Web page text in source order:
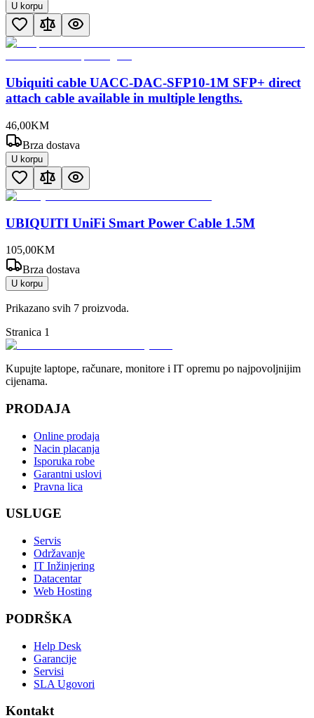
U korpu
Ubiquiti cable UACC-DAC-SFP10-1M SFP+ direct
attach cable available in multiple lengths.
46,00KM
Brza dostava
U korpu
UBIQUITI UniFi Smart Power Cable 1.5M
105,00KM
Brza dostava
U korpu
Prikazano svih 7 proizvoda.
Stranica 1
Kupujte laptope, računare, monitore i IT opremu po najpovoljnijim
cijenama.
PRODAJA
Online prodaja
Nacin placanja
Isporuka robe
Garantni uslovi
Pravna lica
USLUGE
Servis
Održavanje
IT Inžinjering
Datacentar
Web Hosting
PODRŠKA
Help Desk
Garancije
Servisi
SLA Ugovori
Kontakt